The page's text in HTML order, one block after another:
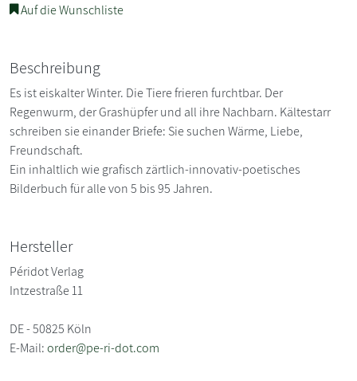
Auf die Wunschliste
Beschreibung
Es ist eiskalter Winter. Die Tiere frieren furchtbar. Der
Regenwurm, der Grashüpfer und all ihre Nachbarn. Kältestarr
schreiben sie einander Briefe: Sie suchen Wärme, Liebe,
Freundschaft.
Ein inhaltlich wie grafisch zärtlich-innovativ-poetisches
Bilderbuch für alle von 5 bis 95 Jahren.
Hersteller
Péridot Verlag
Intzestraße 11
DE - 50825 Köln
E-Mail:order@pe-ri-dot.com